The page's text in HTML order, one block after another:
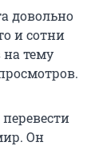
довольно
и сотни
тему
Он